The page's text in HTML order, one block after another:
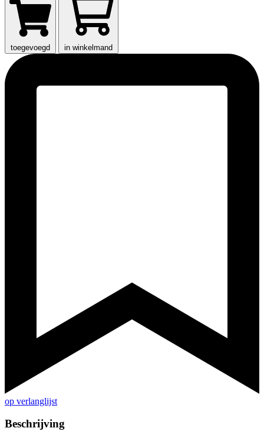
toegevoegd in winkelmand
op verlanglijst
Beschrijving